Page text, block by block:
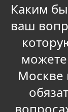
Каким
ваш
можете
Москве